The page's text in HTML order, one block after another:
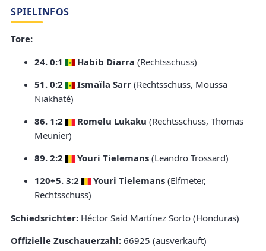
SPIELINFOS
Tore:
24. 0:1
Habib Diarra (Rechtsschuss)
51. 0:2
Ismaïla Sarr (Rechtsschuss, Moussa
Niakhaté)
86. 1:2
Romelu Lukaku (Rechtsschuss, Thomas
Meunier)
89. 2:2
Youri Tielemans (Leandro Trossard)
120+5. 3:2
Youri Tielemans (Elfmeter,
Rechtsschuss)
Schiedsrichter: Héctor Saíd Martínez Sorto (Honduras)
Offizielle Zuschauerzahl: 66925 (ausverkauft)